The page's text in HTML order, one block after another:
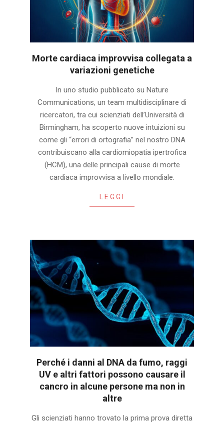
Morte cardiaca improvvisa collegata a
variazioni genetiche
In uno studio pubblicato su Nature
Communications, un team multidisciplinare di
ricercatori, tra cui scienziati dell’Università di
Birmingham, ha scoperto nuove intuizioni su
come gli “errori di ortografia” nel nostro DNA
contribuiscano alla cardiomiopatia ipertrofica
(HCM), una delle principali cause di morte
cardiaca improvvisa a livello mondiale.
LEGGI
Perché i danni al DNA da fumo, raggi
UV e altri fattori possono causare il
cancro in alcune persone ma non in
altre
07-
Gli scienziati hanno trovato la prima prova diretta